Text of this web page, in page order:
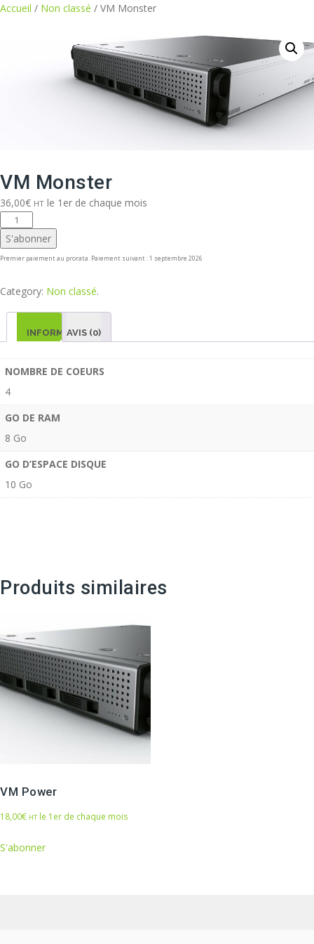
contenu
Accueil / Non classé / VM Monster
VM Monster
36,00€ HT le 1er de chaque mois
quantité
de
VM
S'abonner
Premier paiement au prorata. Paiement suivant : 1 septembre 2026
Category: Non classé.
INFORMATIONS
AVIS (0)
NOMBRE DE COEURS
4
GO DE RAM
8 Go
GO D’ESPACE DISQUE
10 Go
Produits similaires
VM Power
18,00€ HT le 1er de chaque mois
S'abonner